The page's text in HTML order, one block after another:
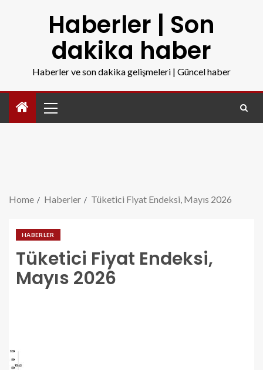
Haberler | Son
dakika haber
Haberler ve son dakika gelişmeleri | Güncel haber
Home Haberler Tüketici Fiyat Endeksi, Mayıs 2026
HABERLER
Tüketici Fiyat Endeksi,
Mayıs 2026